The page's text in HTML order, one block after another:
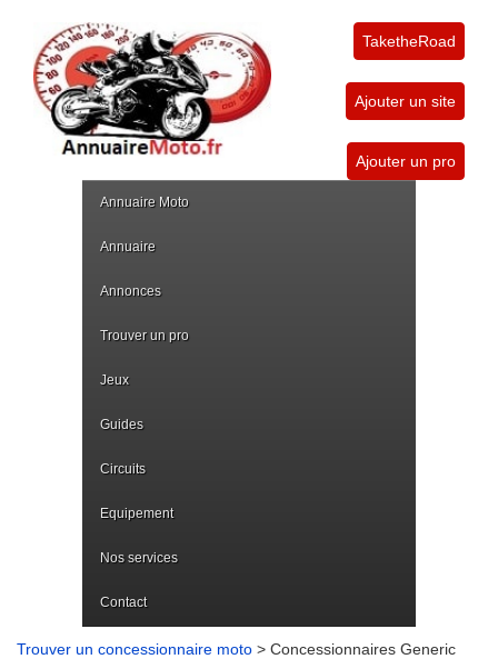
TaketheRoad
Ajouter un site
Ajouter un pro
Annuaire Moto
Annuaire
Annonces
Trouver un pro
Jeux
Guides
Circuits
Equipement
Nos services
Contact
Trouver un concessionnaire moto > Concessionnaires Generic